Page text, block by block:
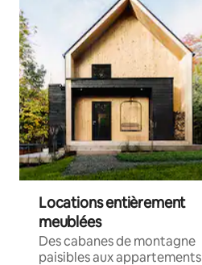
Locations entièrement
meublées
Des cabanes de montagne
paisibles aux appartements